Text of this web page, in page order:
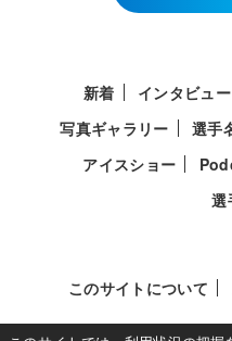
新着 インタビュー
写真ギャラリー
選手
アイスショー
選
このサイトについて